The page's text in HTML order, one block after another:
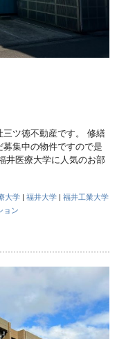
ツ徳不動産です。 修繕
集中の物件ですので是
井医療大学に人気のお部
大学 |福井大学 |福井工業大学
ョン